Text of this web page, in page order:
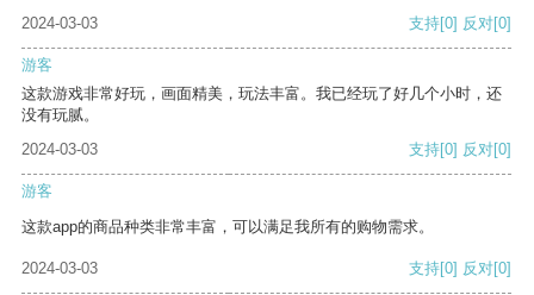
2024-03-03
支持[0] 反对[0]
游客
这款游戏非常好玩，画面精美，玩法丰富。我已经玩了好几个小时，还
没有玩腻。
2024-03-03
支持[0] 反对[0]
游客
这款app的商品种类非常丰富，可以满足我所有的购物需求。
2024-03-03 支持[0] 反对[0]